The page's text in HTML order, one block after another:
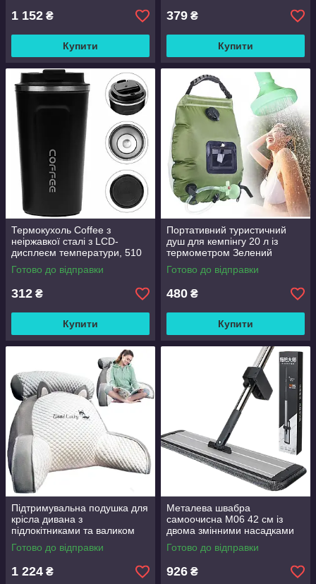
1 152 ₴
Купити
379 ₴
Купити
Термокухоль Coffee з
неіржавкої сталі з LCD-
дисплеєм температури, 510
мл Чорний
Готово до відправки
312 ₴
Купити
Портативний туристичний
душ для кемпінгу 20 л із
термометром Зелений
Готово до відправки
480 ₴
Купити
Підтримувальна подушка для
крісла дивана з
підлокітниками та валиком
Good Lucky
Готово до відправки
1 224 ₴
Металева швабра
самоочисна M06 42 см із
двома змінними насадками
Готово до відправки
926 ₴